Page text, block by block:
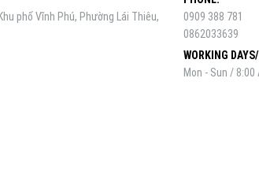
phố Vĩnh Phú, Phường Lái Thiêu,
0909 388 781
0862033639
WORKING
Mon - Sun / 8:00